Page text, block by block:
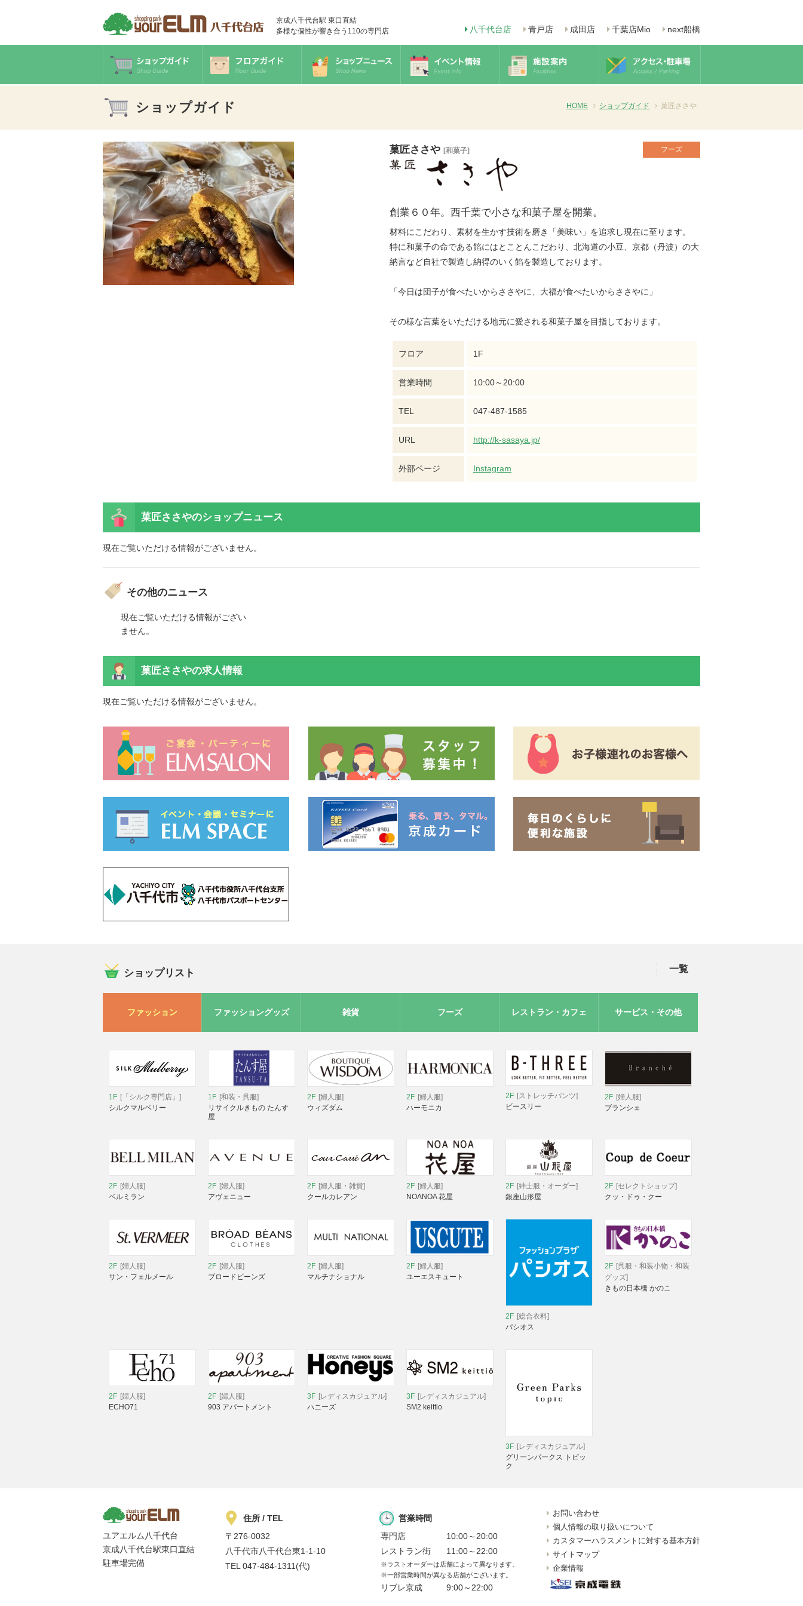
京成八千代台駅 東口直結
多様な個性が響き合う110の専門店
next船橋
千葉店Mio
成田店
青戸店
八千代台店
ショップガイド HOME ショップガイド 菓匠ささや
菓匠ささや [和菓子] フーズ
創業６０年。西千葉で小さな和菓子屋を開業。
材料にこだわり、素材を生かす技術を磨き「美味い」を追求し現在に至ります。
特に和菓子の命である餡にはとことんこだわり、北海道の小豆、京都（丹波）の大
納言など自社で製造し納得のいく餡を製造しております。
「今日は団子が食べたいからささやに、大福が食べたいからささやに」
その様な言葉をいただける地元に愛される和菓子屋を目指しております。
フロア 1F
営業時間 10:00～20:00
TEL 047-487-1585
URL http://k-sasaya.jp/
外部ページ Instagram
菓匠ささやのショップニュース
現在ご覧いただける情報がございません。
その他のニュース
現在ご覧いただける情報がござい
ません。
菓匠ささやの求人情報
現在ご覧いただける情報がございません。
ショップリスト 一覧
ファッション ファッショングッズ 雑貨 フーズ レストラン・カフェ サービス・その他
1F [「シルク専門店」]
シルクマルベリー
1F [和装・呉服]
リサイクルきもの たんす
屋
2F [婦人服]
ウィズダム
2F [婦人服]
ハーモニカ
2F [ストレッチパンツ]
ビースリー
2F [婦人服]
ブランシェ
2F [婦人服]
ベルミラン
2F [婦人服]
アヴェニュー
2F [婦人服・雑貨]
クールカレアン
2F [婦人服]
NOANOA 花屋
2F [紳士服・オーダー]
銀座山形屋
2F [セレクトショップ]
クッ・ドゥ・クー
2F [婦人服]
サン・フェルメール
2F [婦人服]
ブロードビーンズ
2F [婦人服]
マルチナショナル
2F [婦人服]
ユーエスキュート
2F [総合衣料]
パシオス
2F [呉服・和装小物・和装
グッズ]
きもの日本橋 かのこ
2F [婦人服]
ECHO71
2F [婦人服]
903 アパートメント
3F [レディスカジュアル]
ハニーズ
3F [レディスカジュアル]
SM2 keittio
3F [レディスカジュアル]
グリーンパークス トピッ
ク
ユアエルム八千代台
京成八千代台駅東口直結
駐車場完備
住所 / TEL
〒276-0032
八千代市八千代台東1-1-10
TEL 047-484-1311 (代)
営業時間
専門店
10:00～20:00
レストラン街
11:00～22:00
※ラストオーダーは店舗によって異なります。
※一部営業時間が異なる店舗がございます。
リブレ京成 9:00～22:00
お問い合わせ
個人情報の取り扱いについて
カスタマーハラスメントに対する基本方針
サイトマップ
企業情報